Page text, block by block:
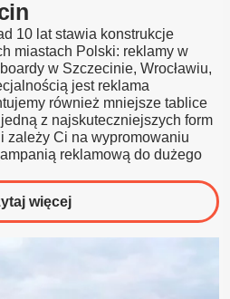
10 lat stawia konstrukcje
miastach Polski: reklamy w
w Szczecinie, Wrocławiu,
jest reklama
również mniejsze tablice
z najskuteczniejszych form
zależy Ci na wypromowaniu
reklamową do dużego
więcejo
Billboard